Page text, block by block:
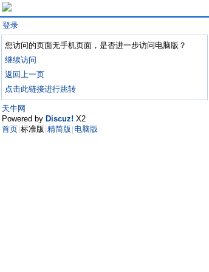
登录
您访问的页面无手机页面，是否进一步访问电脑版？
继续访问
返回上一页
点击此链接进行跳转
天牛网
Powered by Discuz! X2
首页 标准版 精简版 电脑版